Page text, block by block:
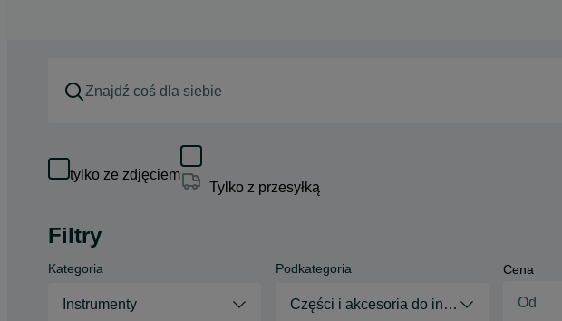
tylko ze zdjęciem
Tylko z przesyłką
Filtry
Kategoria
Instrumenty
Podkategoria
Części i akcesoria do instrumentów dętych
Cena